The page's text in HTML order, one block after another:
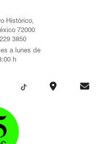
Histórico,
72000
3850
a lunes de
h